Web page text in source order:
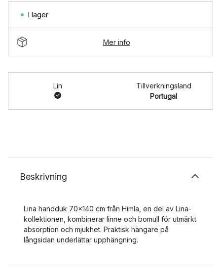
I lager
Mer info
Lin
Tillverkningsland
Portugal
Beskrivning
Lina handduk 70x140 cm från Himla, en del av Lina-
kollektionen, kombinerar linne och bomull för utmärkt
absorption och mjukhet. Praktisk hängare på
långsidan underlättar upphängning.